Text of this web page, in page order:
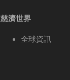
慈濟世界
全球資訊